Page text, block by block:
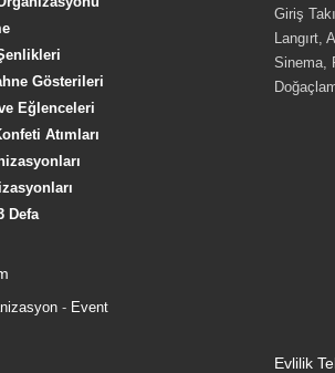
Gösterileri
Eğlenceleri
Atımları
Defa
- Event
Giriş
Langırt,
Sinema,
Evlilik